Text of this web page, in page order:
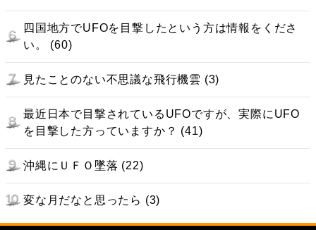
四国地方でUFOを目撃したという方は情報をくださ
い。 (60)
見たことのない不思議な飛行機雲 (3)
最近日本で目撃されているUFOですが、実際にUFO
を目撃した方っていますか？ (41)
沖縄にＵＦＯ墜落 (22)
変な月だなと思ったら (3)